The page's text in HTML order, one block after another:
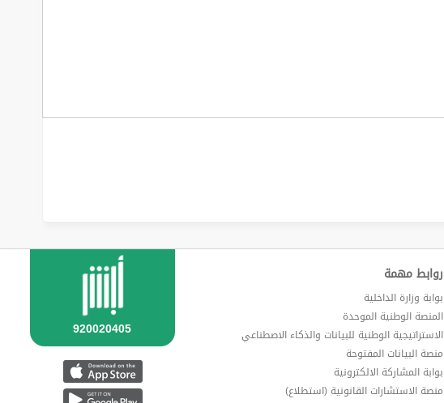
روابط مهمة
بوابة وزارة الداخلية
المنصة الوطنية الموحدة
الاستراتيجية الوطنية للبيانات والذكاء الاصطناعي
منصة البيانات المفتوحة
بوابة المشاركة الالكترونية
منصة الاستشارات القانونية (استطلاع)